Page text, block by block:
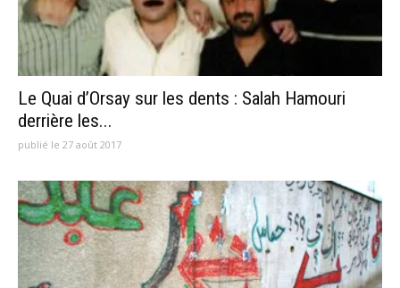
Le Quai d’Orsay sur les dents : Salah Hamouri
derrière les...
publié le 27 août 2017